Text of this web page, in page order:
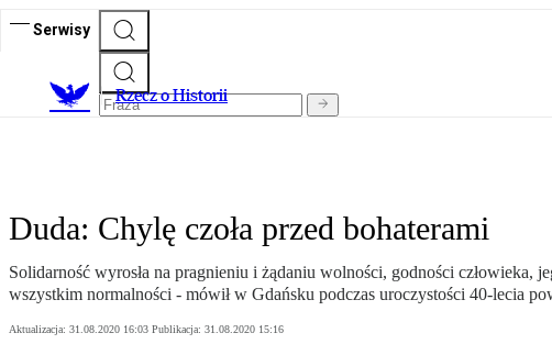
Serwisy
Rzecz o Historii
Duda: Chylę czoła przed bohaterami
Solidarność wyrosła na pragnieniu i żądaniu wolności, godności człowieka,
wszystkim normalności - mówił w Gdańsku podczas uroczystości 40-lecia
Aktualizacja: 31.08.2020 16:03 Publikacja: 31.08.2020 15:16